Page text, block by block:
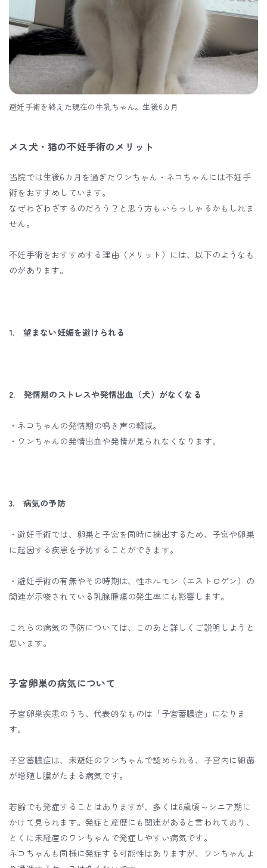
避妊手術を終えた現在の牛乳ちゃん。生後6カ月
メス犬・猫の不妊手術のメリット
当院では生後6カ月を過ぎたワンちゃん・ネコちゃんには不妊手
術をおすすめしています。
なぜわざわざするのだろう？と思う方もいらっしゃるかもしれま
せん。
不妊手術をおすすめする理由（メリット）には、以下のようなも
のがあります。
1. 望まない妊娠を避けられる
2. 発情期のストレスや発情出血（犬）がなくなる
・ネコちゃんの発情期の鳴き声の軽減。
・ワンちゃんの発情出血や発情が見られなくなります。
3. 病気の予防
・避妊手術では、卵巣と子宮を同時に摘出するため、子宮や卵巣
に起因する疾患を予防することができます。
・避妊手術の有無やその時期は、性ホルモン（エストロゲン）の
関連が示唆されている乳腺腫瘍の発生率にも影響します。
これらの病気の予防については、このあと詳しくご説明しようと
思います。
子宮卵巣の病気について
子宮卵巣疾患のうち、代表的なものは「子宮蓄膿症」になりま
す。
子宮蓄膿症は、未避妊のワンちゃんで認められる、子宮内に細菌
が増殖し膿がたまる病気です。
若齢でも発症することはありますが、多くは6歳頃～シニア期に
かけて見られます。発症と産歴にも関連があると言われており、
とくに未経産のワンちゃんで発症しやすい病気です。
ネコちゃんも同様に発症する可能性はありますが、ワンちゃんよ